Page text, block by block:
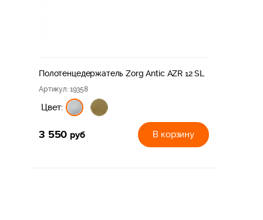
Полотенцедержатель Zorg Antic AZR 12 SL
Артикул: 19358
Цвет:
3 550 руб В корзину